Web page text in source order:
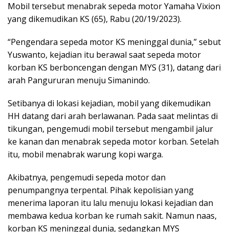
Mobil tersebut menabrak sepeda motor Yamaha Vixion
yang dikemudikan KS (65), Rabu (20/19/2023).
“Pengendara sepeda motor KS meninggal dunia,” sebut
Yuswanto, kejadian itu berawal saat sepeda motor
korban KS berboncengan dengan MYS (31), datang dari
arah Pangururan menuju Simanindo.
Setibanya di lokasi kejadian, mobil yang dikemudikan
HH datang dari arah berlawanan. Pada saat melintas di
tikungan, pengemudi mobil tersebut mengambil jalur
ke kanan dan menabrak sepeda motor korban. Setelah
itu, mobil menabrak warung kopi warga.
Akibatnya, pengemudi sepeda motor dan
penumpangnya terpental. Pihak kepolisian yang
menerima laporan itu lalu menuju lokasi kejadian dan
membawa kedua korban ke rumah sakit. Namun naas,
korban KS meninggal dunia, sedangkan MYS